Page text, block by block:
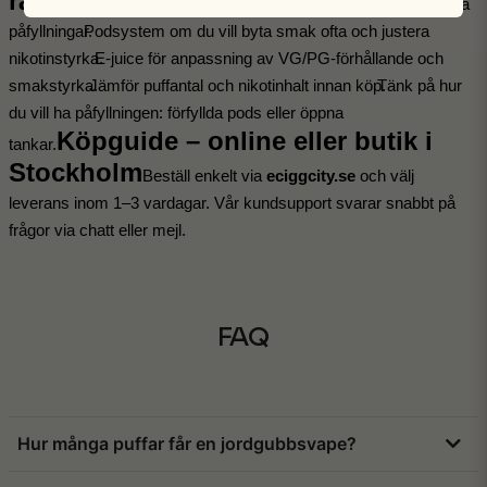
Engångsvape för inga
påfyllningar.Podsystem om du vill byta smak ofta och justera
nikotinstyrka.E-juice för anpassning av VG/PG-förhållande och
smakstyrka.Jämför puffantal och nikotinhalt innan köp.Tänk på hur
du vill ha påfyllningen: förfyllda pods eller öppna
tankar.Köpguide – online eller butik i
StockholmBeställ enkelt via eciggcity.se och välj
leverans inom 1–3 vardagar. Vår kundsupport svarar snabbt på
frågor via chatt eller mejl.
FAQ
Hur många puffar får en jordgubbsvape?